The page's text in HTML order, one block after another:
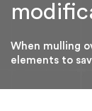
When mulling
elements to